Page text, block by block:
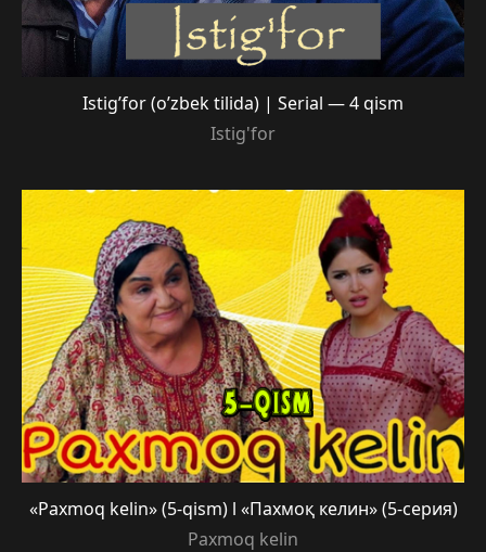
Istig’for (o’zbek tilida) | Serial — 4 qism
Istig'for
«Paxmoq kelin» (5-qism) l «Пахмоқ келин» (5-серия)
Paxmoq kelin